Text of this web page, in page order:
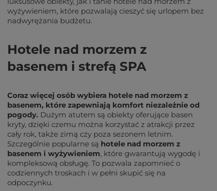
wyżywieniem, które pozwalają cieszyć się urlopem bez
nadwyrężania budżetu.
Hotele nad morzem z
basenem i strefą SPA
Coraz więcej osób wybiera hotele nad morzem z
basenem, które zapewniają komfort niezależnie od
pogody. Dużym atutem są obiekty oferujące basen
kryty, dzięki czemu można korzystać z atrakcji przez
cały rok, także zimą czy poza sezonem letnim.
Szczególnie popularne są hotele nad morzem z
basenem i wyżywieniem, które gwarantują wygodę i
kompleksową obsługę. To pozwala zapomnieć o
codziennych troskach i w pełni skupić się na
odpoczynku.